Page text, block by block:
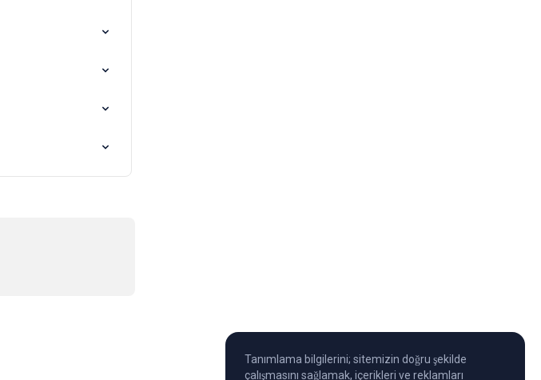
Tanımlama bilgilerini; sitemizin doğru şekilde
çalışmasını sağlamak, içerikleri ve reklamları